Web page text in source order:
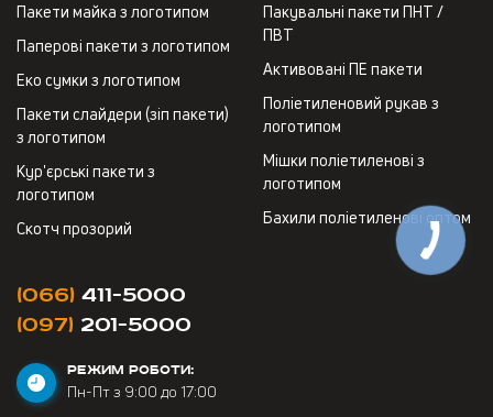
Пакети майка з логотипом
Паперові пакети з логотипом
Еко сумки з логотипом
Пакети слайдери (зіп пакети)
з логотипом
Кур'єрські пакети з
логотипом
Скотч прозорий
Пакувальні пакети ПНТ /
ПВТ
Активовані ПЕ пакети
Поліетиленовий рукав з
логотипом
Мішки поліетиленові з
логотипом
Бахили поліетиленові оптом
(066) 411-5000
(097) 201-5000
РЕЖИМ РОБОТИ:
Пн-Пт з 9:00 до 17:00